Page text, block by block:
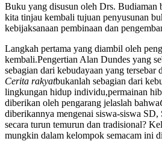
Buku yang disusun oleh Drs. Budiaman
kita tinjau kembali tujuan penyusunan
kebijaksanaan pembinaan dan
Langkah pertama yang diambil oleh
kembali.Pengertian Alan Dundes yang
sebagian dari kebudayaan yang
Cerita rakyatbukanlah sebagian dari
lingkungan hidup individu,permainan
diberikan oleh pengarang jelaslah bahwa
diberikannya mengenai siswa-siswa
secara turun temurun dan tradisional?
mungkin dalam kelompok semacam ini